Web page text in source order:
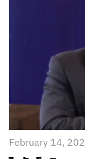
February 14,